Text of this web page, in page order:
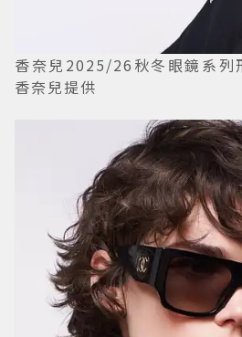
香奈兒2025/26秋冬眼鏡系列
香奈兒提供